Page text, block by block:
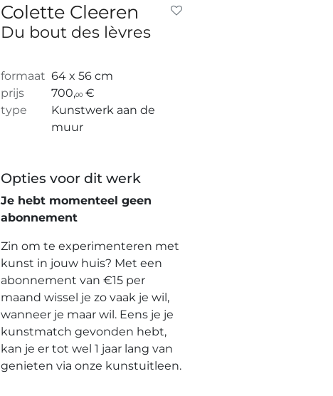
Colette Cleeren
Du bout des lèvres
formaat 64 x 56 cm
prijs
700,00 €
type
Kunstwerk aan de
muur
Opties voor dit werk
Je hebt momenteel geen
abonnement
Zin om te experimenteren met
kunst in jouw huis? Met een
abonnement van €15 per
maand wissel je zo vaak je wil,
wanneer je maar wil. Eens je je
kunstmatch gevonden hebt,
kan je er tot wel 1 jaar lang van
genieten via onze kunstuitleen.